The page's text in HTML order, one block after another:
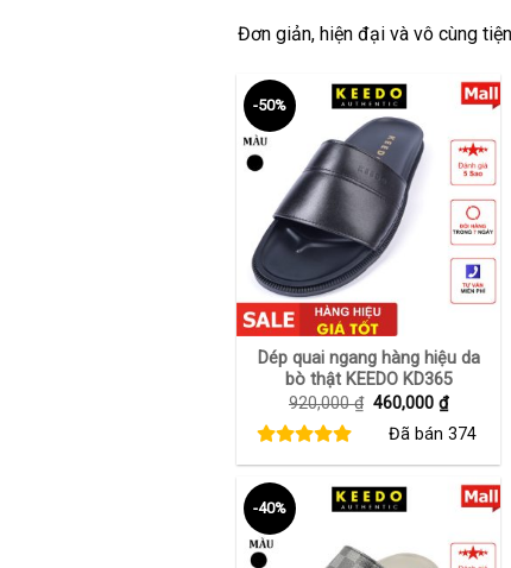
Đơn giản, hiện đại và vô cùng
-50%
+
Dép quai ngang hàng hiệu da
bò thật KEEDO KD365
920,000₫ Giá
là:
460,000₫Giá
hiện
tại
460,000
Đã bán374
-40%